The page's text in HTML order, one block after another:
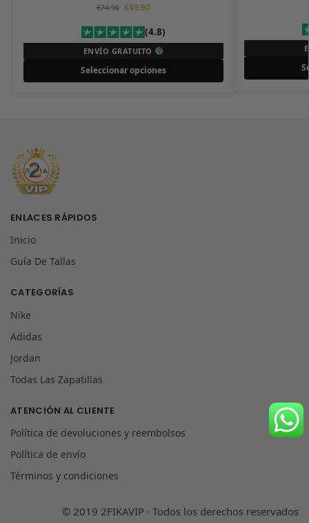
€74.90 €49.90
(4.8)
ENVÍO GRATUITO
Seleccionar opciones
ENLACES RÁPIDOS
Inicio
Guía De Tallas
CATEGORÍAS
Nike
Adidas
Jordan
Todas Las Zapatillas
ATENCIÓN AL CLIENTE
Política de devoluciones y reembolsos
Política de envío
Términos y condiciones
© 2019 2FIKAVIP · Todos los derechos reservados